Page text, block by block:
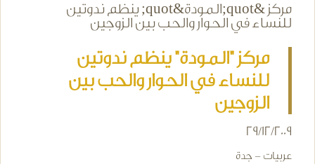
مركز &quot;المودة&quot; ينظم ندوتين
للنساء في الحوار والحب بين الزوجين
مركز "المودة" ينظم ندوتين
للنساء في الحوار والحب بين
الزوجين
29/12/2009
عربيات - جدة